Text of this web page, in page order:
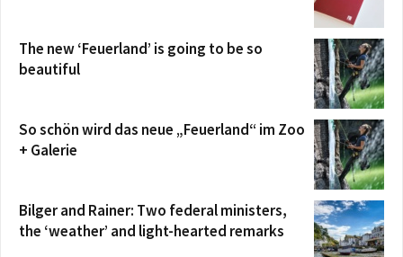
The new ‘Feuerland’ is going to be so
beautiful
So schön wird das neue „Feuerland“ im Zoo
+ Galerie
Bilger and Rainer: Two federal ministers,
the ‘weather’ and light-hearted remarks